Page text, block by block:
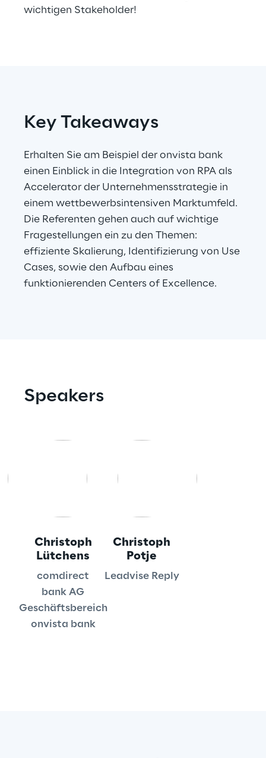
Robotics & Autonomous Things
Telco Networks
3D & Mixed Reality
Reply Model Factory
Read more
Financial Services
Retail & Consumer Products
Telco & Media
wichtigen Stakeholder!
Key Takeaways
Erhalten Sie am Beispiel der onvista bank
einen Einblick in die Integration von RPA als
Accelerator der Unternehmensstrategie in
einem wettbewerbsintensiven Marktumfeld.
Die Referenten gehen auch auf wichtige
Fragestellungen ein zu den Themen:
effiziente Skalierung, Identifizierung von Use
Cases, sowie den Aufbau eines
funktionierenden Centers of Excellence.
Speakers
Christoph
Lütchens
comdirect
bank AG
Geschäftsbereich
onvista bank
Christoph
Potje
Leadvise Reply